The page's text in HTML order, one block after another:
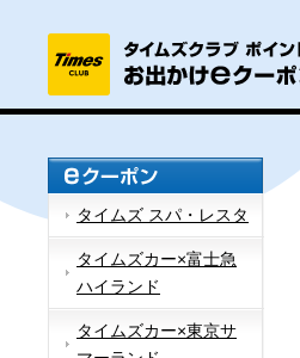
タイムズ スパ・レスタ
タイムズカー×富士急
ハイランド
タイムズカー×東京サ